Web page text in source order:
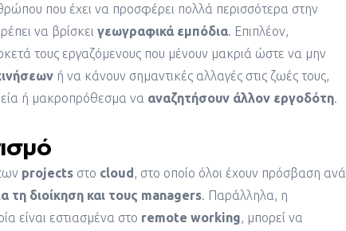
που έχει να προσφέρει πολλά περισσότερα στην
να βρίσκει γεωγραφικά εμπόδια. Επιπλέον,
τους εργαζόμενους που μένουν μακριά ώστε να μην
ή να κάνουν σημαντικές αλλαγές στις ζωές τους,
ή μακροπρόθεσμα να αναζητήσουν άλλον εργοδότη.
projects στο cloud , στο οποίο όλοι έχουν πρόσβαση ανά
τη διοίκηση και τους managers. Παράλληλα, η
είναι εστιασμένα στο remote working, μπορεί να